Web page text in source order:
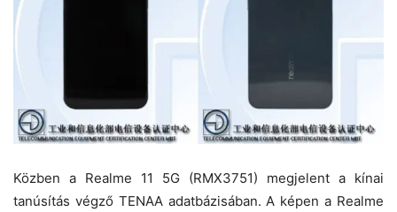
Közben a Realme 11 5G (RMX3751) megjelent a kínai
tanúsítás végző TENAA adatbázisában. A képen a Realme